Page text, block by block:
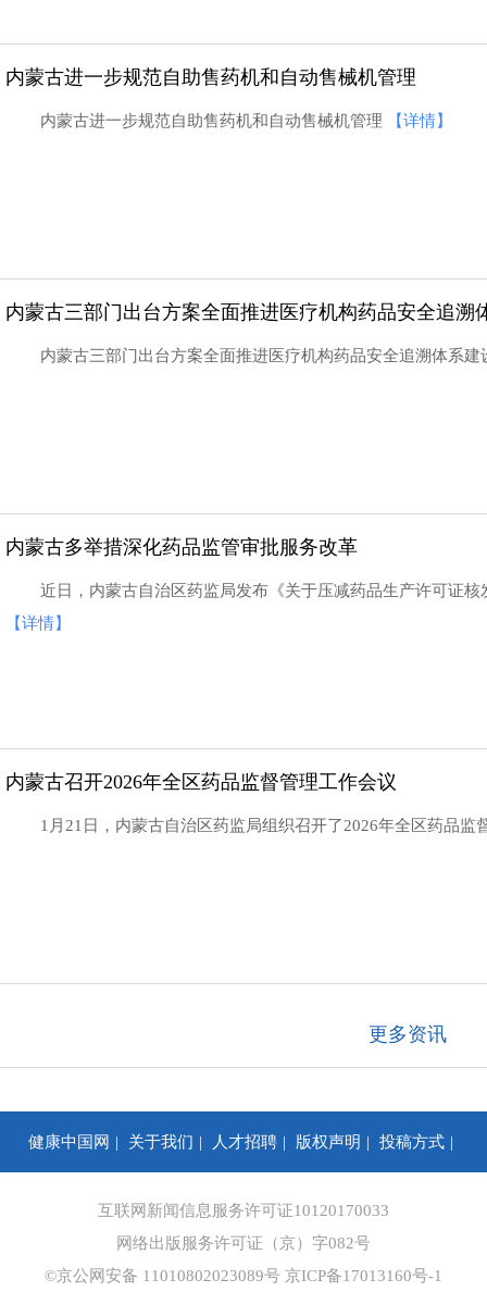
内蒙古进一步规范自助售药机和自动售械机管理
内蒙古进一步规范自助售药机和自动售械机管理 【详情】
内蒙古三部门出台方案全面推进医疗机构药品安全追溯
内蒙古三部门出台方案全面推进医疗机构药品安全追溯体系
内蒙古多举措深化药品监管审批服务改革
近日，内蒙古自治区药监局发布《关于压减药品生产许可证
【详情】
内蒙古召开2026年全区药品监督管理工作会议
1月21日，内蒙古自治区药监局组织召开了2026年全区药品监
更多资讯
健康中国网 关于我们 人才招聘 版权声明 投稿方式
你问我答 合作咨询 信息保护 网站地图
互联网新闻信息服务许可证10120170033
网络出版服务许可证（京）字082号
©京公网安备 11010802023089号 京ICP备17013160号-1